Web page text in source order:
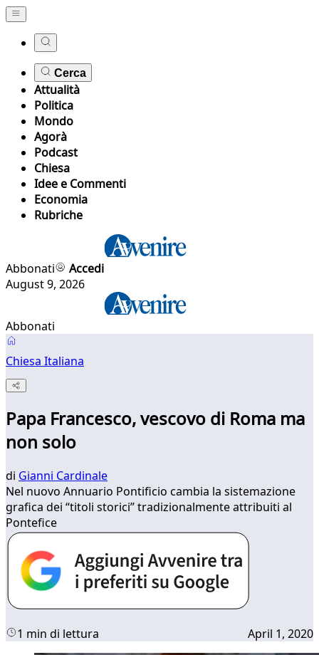
Cerca
Attualità
Politica
Mondo
Agorà
Podcast
Chiesa
Idee e Commenti
Economia
Rubriche
Abbonati
Accedi
August 9, 2026
Abbonati
Chiesa Italiana
Papa Francesco, vescovo di Roma ma
non solo
di Gianni Cardinale
Nel nuovo Annuario Pontificio cambia la sistemazione
grafica dei “titoli storici” tradizionalmente attribuiti al
Pontefice
1 min di lettura April 1, 2020